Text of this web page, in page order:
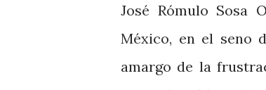
José Rómulo Sosa
México, en el seno
amargo de la